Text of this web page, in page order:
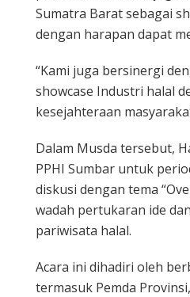
Sumatra Barat sebagai
dengan harapan dapat
“Kami juga bersinergi
showcase Industri halal
kesejahteraan
Dalam Musda tersebut,
PPHI Sumbar untuk
diskusi dengan tema
wadah pertukaran ide
pariwisata halal.
Acara ini dihadiri oleh
termasuk Pemda